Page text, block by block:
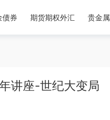
债券 期货期权外汇 贵金属
讲座-世纪大变局